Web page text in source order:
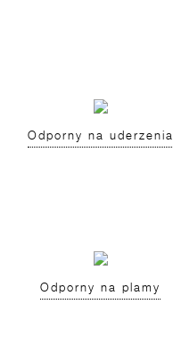
Odporny na uderzenia
Odporny na plamy